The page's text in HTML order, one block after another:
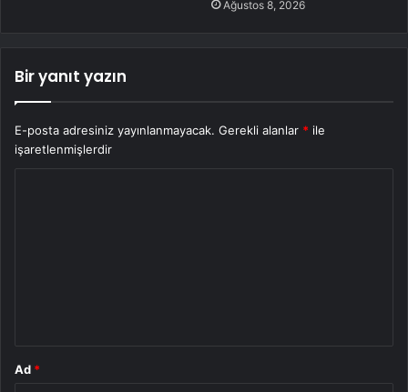
Ağustos 8, 2026
Bir yanıt yazın
E-posta adresiniz yayınlanmayacak. Gerekli alanlar * ile
işaretlenmişlerdir
Ad *